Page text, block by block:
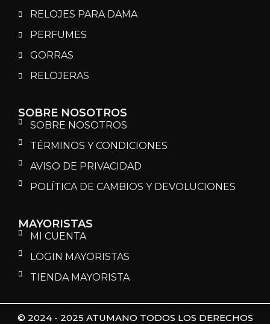
RELOJES PARA DAMA
PERFUMES
GORRAS
RELOJERAS
SOBRE NOSOTROS
SOBRE NOSOTROS
TÉRMINOS Y CONDICIONES
AVISO DE PRIVACIDAD
POLÍTICA DE CAMBIOS Y DEVOLUCIONES
MAYORISTAS
MI CUENTA
LOGIN MAYORISTAS
TIENDA MAYORISTA
© 2024 - 2025 ATUMANO TODOS LOS DERECHOS